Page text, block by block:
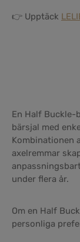
👉 Upptäck
En Half Buckle-
bärsjal med
Kombinationen
axelremmar
under flera år.
Om en Half
personliga